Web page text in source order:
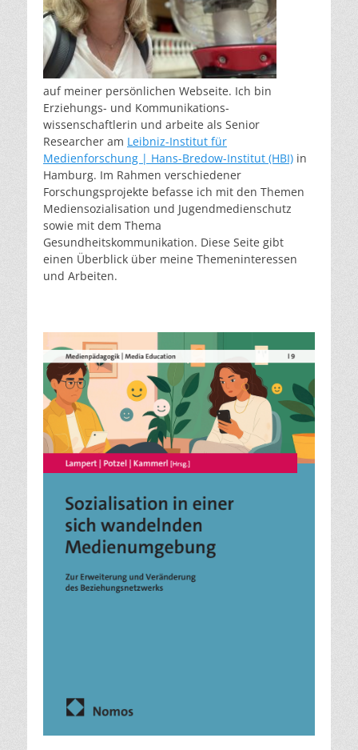
auf meiner persönlichen Webseite. Ich bin
Erziehungs- und Kommunikations-
wissenschaftlerin und arbeite als Senior
Researcher am Leibniz-Institut für
Medienforschung | Hans-Bredow-Institut (HBI) in
Hamburg. Im Rahmen verschiedener
Forschungsprojekte befasse ich mit den Themen
Mediensozialisation und Jugendmedienschutz
sowie mit dem Thema
Gesundheitskommunikation. Diese Seite gibt
einen Überblick über meine Themeninteressen
und Arbeiten.